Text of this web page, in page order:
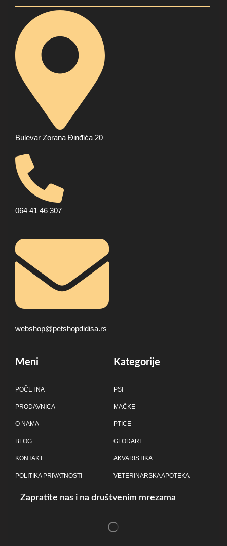
Bulevar Zorana Đinđića 20
064 41 46 307
webshop@petshopdidisa.rs
Meni
POČETNA
PRODAVNICA
O NAMA
BLOG
KONTAKT
POLITIKA PRIVATNOSTI
Kategorije
PSI
MAČKE
PTICE
GLODARI
AKVARISTIKA
VETERINARSKA APOTEKA
Zapratite nas i na društvenim mrezama